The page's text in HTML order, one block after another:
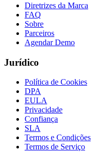
Diretrizes da Marca
FAQ
Sobre
Parceiros
Agendar Demo
Jurídico
Política de Cookies
DPA
EULA
Privacidade
Confiança
SLA
Termos e Condições
Termos de Serviço